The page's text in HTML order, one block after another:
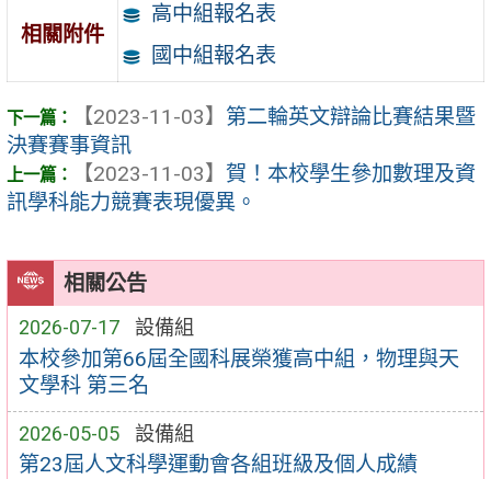
相關公告
2026-07-17 設備組
本校參加第66屆全國科展榮獲高中組，物理與天
文學科 第三名
2026-05-05 設備組
第23屆人文科學運動會各組班級及個人成績
相關附件
高中組報名表
國中組報名表
【2023-11-03】 第二輪英文辯論比賽結果暨
決賽賽事資訊
【2023-11-03】 賀！本校學生參加數理及資
訊學科能力競賽表現優異。